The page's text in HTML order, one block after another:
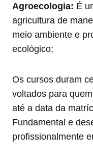
Agroecologia: É
agricultura de
meio ambiente e
ecológico;
Os cursos duram
voltados para
até a data da
Fundamental e
profissionalmente